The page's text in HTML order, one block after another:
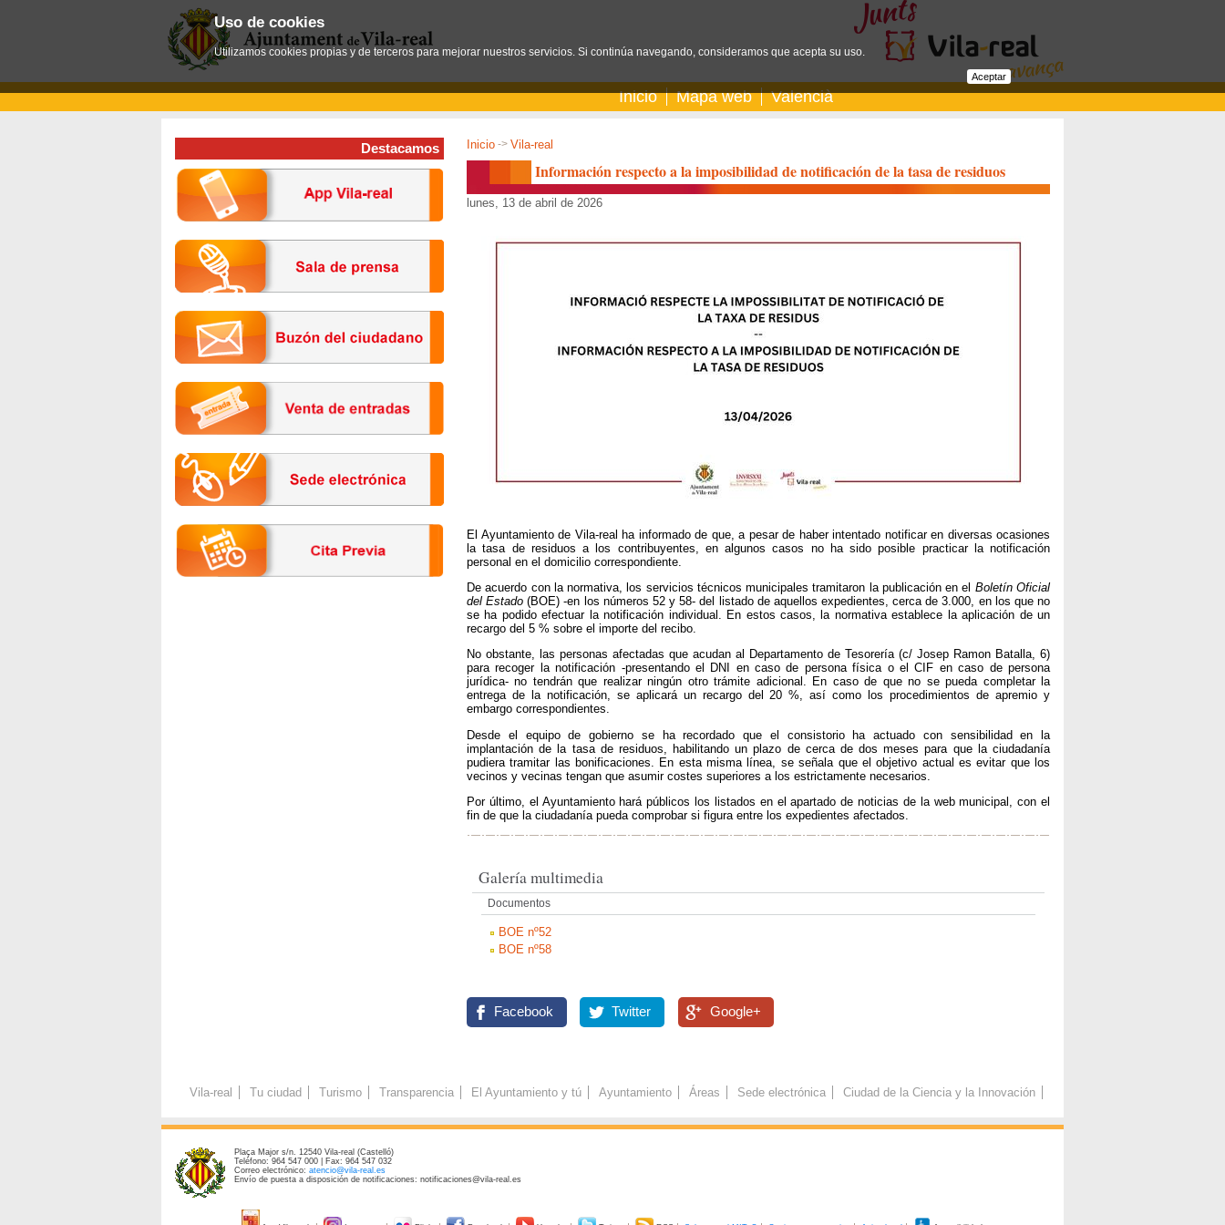
Inicio Mapa web Valencià
Inicio -> Vila-real
Información respecto a la imposibilidad de notificación de la tasa de residuos
lunes, 13 de abril de 2026
El Ayuntamiento de Vila-real ha informado de que, a pesar de haber intentado notificar en diversas ocasiones
la tasa de residuos a los contribuyentes, en algunos casos no ha sido posible practicar la notificación
personal en el domicilio correspondiente.
De acuerdo con la normativa, los servicios técnicos municipales tramitaron la publicación en el Boletín Oficial
del Estado(BOE) -en los números 52 y 58- del listado de aquellos expedientes, cerca de 3.000, en los que no
se ha podido efectuar la notificación individual. En estos casos, la normativa establece la aplicación de un
recargo del 5 % sobre el importe del recibo.
No obstante, las personas afectadas que acudan al Departamento de Tesorería (c/ Josep Ramon Batalla, 6)
para recoger la notificación -presentando el DNI en caso de persona física o el CIF en caso de persona
jurídica- no tendrán que realizar ningún otro trámite adicional. En caso de que no se pueda completar la
entrega de la notificación, se aplicará un recargo del 20 %, así como los procedimientos de apremio y
embargo correspondientes.
Desde el equipo de gobierno se ha recordado que el consistorio ha actuado con sensibilidad en la
implantación de la tasa de residuos, habilitando un plazo de cerca de dos meses para que la ciudadanía
pudiera tramitar las bonificaciones. En esta misma línea, se señala que el objetivo actual es evitar que los
vecinos y vecinas tengan que asumir costes superiores a los estrictamente necesarios.
Por último, el Ayuntamiento hará públicos los listados en el apartado de noticias de la web municipal, con el
fin de que la ciudadanía pueda comprobar si figura entre los expedientes afectados.
Galería multimedia
Documentos
BOE nº52
BOE nº58
Facebook Twitter Google+
Destacamos
Vila-real Tu ciudad Turismo Transparencia El Ayuntamiento y tú Ayuntamiento Áreas Sede electrónica Ciudad de la Ciencia y la Innovación
Plaça Major s/n. 12540 Vila-real (Castelló)
Teléfono: 964 547 000 | Fax: 964 547 032
Correo electrónico: atencio@vila-real.es
Envío de puesta a disposición de notificaciones: notificaciones@vila-real.es
Uso de cookies
Utilizamos cookies propias y de terceros para mejorar nuestros servicios. Si continúa navegando, consideramos que acepta su uso.
Aceptar